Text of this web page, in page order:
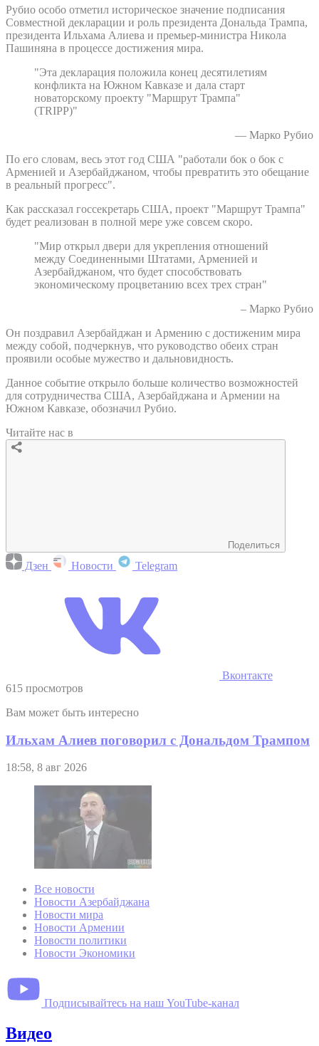
Рубио особо отметил историческое значение подписания
Совместной декларации и роль президента Дональда Трампа,
президента Ильхама Алиева и премьер-министра Никола
Пашиняна в процессе достижения мира.
"Эта декларация положила конец десятилетиям
конфликта на Южном Кавказе и дала старт
новаторскому проекту "Маршрут Трампа"
(TRIPP)"
— Марко Рубио
По его словам, весь этот год США "работали бок о бок с
Арменией и Азербайджаном, чтобы превратить это обещание
в реальный прогресс".
Как рассказал госсекретарь США, проект "Маршрут Трампа"
будет реализован в полной мере уже совсем скоро.
"Мир открыл двери для укрепления отношений
между Соединенными Штатами, Арменией и
Азербайджаном, что будет способствовать
экономическому процветанию всех трех стран"
– Марко Рубио
Он поздравил Азербайджан и Армению с достиженим мира
между собой, подчеркнув, что руководство обеих стран
проявили особые мужество и дальновидность.
Данное событие открыло больше количество возможностей
для сотрудничества США, Азербайджана и Армении на
Южном Кавказе, обозначил Рубио.
Читайте нас в
Поделиться
Дзен Новости Telegram
Вконтакте
615 просмотров
Вам может быть интересно
Ильхам Алиев поговорил с Дональдом Трампом
18:58, 8 авг 2026
Все новости
Новости Азербайджана
Новости мира
Новости Армении
Новости политики
Новости Экономики
Подписывайтесь на наш YouTube-канал
Видео